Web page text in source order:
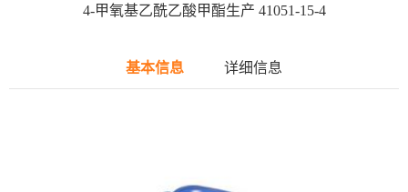
4-甲氧基乙酰乙酸甲酯生产 41051-15-4
基本信息 详细信息